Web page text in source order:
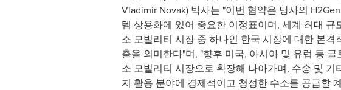
Vladimir Novak) 박사는 "이번 협약은 당사의
템 상용화에 있어 중요한 이정표이며, 세계 최대 규
소 모빌리티 시장 중 하나인 한국 시장에 대한 본격
출을 의미한다"며, "향후 미국, 아시아 및 유럽 등 글
소 모빌리티 시장으로 확장해 나아가며, 수송 및 기
지 활용 분야에 경제적이고 청정한 수소를 공급할